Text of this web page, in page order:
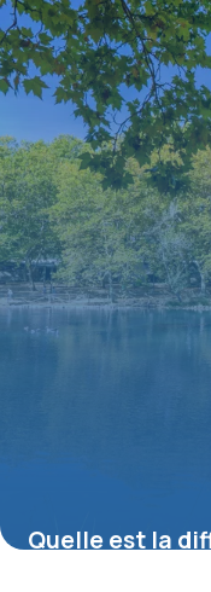
Quelle est la